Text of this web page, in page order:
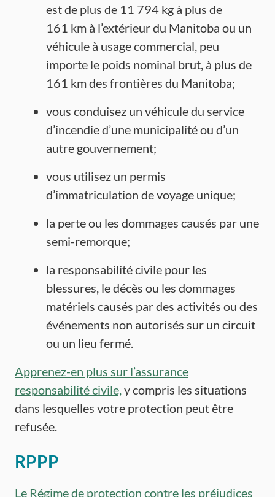
est de plus de 11 794 kg à plus de
161 km à l’extérieur du Manitoba ou un
véhicule à usage commercial, peu
importe le poids nominal brut, à plus de
161 km des frontières du Manitoba;
vous conduisez un véhicule du service
d’incendie d’une municipalité ou d’un
autre gouvernement;
vous utilisez un permis
d’immatriculation de voyage unique;
la perte ou les dommages causés par une
semi-remorque;
la responsabilité civile pour les
blessures, le décès ou les dommages
matériels causés par des activités ou des
événements non autorisés sur un circuit
ou un lieu fermé.
Apprenez-en plus sur l’assurance
responsabilité civile,y compris les situations
dans lesquelles votre protection peut être
refusée.
RPPP
Le Régime de protection contre les préjudices